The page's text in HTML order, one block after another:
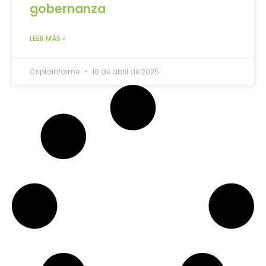
gobernanza
LEER MÁS »
Criptoinforme 10 de abril de 2025